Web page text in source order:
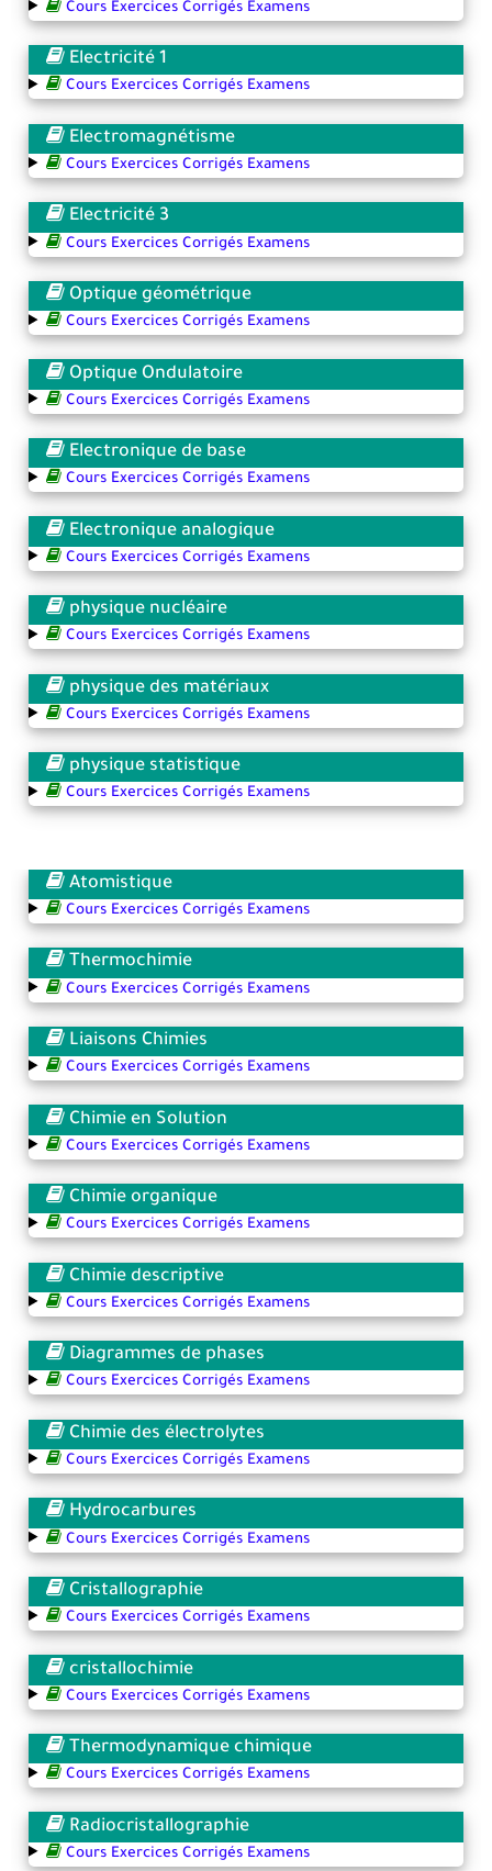
Cours Exercices Corrigés Examens
Electricité 1
Cours Exercices Corrigés Examens
Electromagnétisme
Cours Exercices Corrigés Examens
Electricité 3
Cours Exercices Corrigés Examens
Optique géométrique
Cours Exercices Corrigés Examens
Optique Ondulatoire
Cours Exercices Corrigés Examens
Electronique de base
Cours Exercices Corrigés Examens
Electronique analogique
Cours Exercices Corrigés Examens
physique nucléaire
Cours Exercices Corrigés Examens
physique des matériaux
Cours Exercices Corrigés Examens
physique statistique
Cours Exercices Corrigés Examens
Atomistique
Cours Exercices Corrigés Examens
Thermochimie
Cours Exercices Corrigés Examens
Liaisons Chimies
Cours Exercices Corrigés Examens
Chimie en Solution
Cours Exercices Corrigés Examens
Chimie organique
Cours Exercices Corrigés Examens
Chimie descriptive
Cours Exercices Corrigés Examens
Diagrammes de phases
Cours Exercices Corrigés Examens
Chimie des électrolytes
Cours Exercices Corrigés Examens
Hydrocarbures
Cours Exercices Corrigés Examens
Cristallographie
Cours Exercices Corrigés Examens
cristallochimie
Cours Exercices Corrigés Examens
Thermodynamique chimique
Cours Exercices Corrigés Examens
Radiocristallographie
Cours Exercices Corrigés Examens